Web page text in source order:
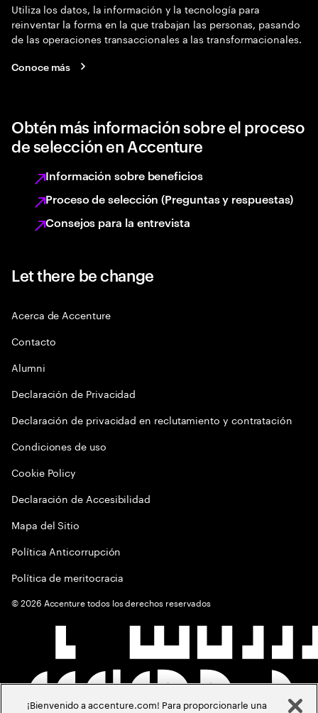
Utiliza los datos, la información y la tecnología para
reinventar la forma en la que trabajan las personas, pasando
de las operaciones transaccionales a las transformacionales.
Conoce más
Obtén más información sobre el proceso
de selección en Accenture
Información sobre beneficios
Proceso de selección (Preguntas y respuestas)
Consejos para la entrevista
Let there be change
Acerca de Accenture
Contacto
Alumni
Declaración de Privacidad
Declaración de privacidad en reclutamiento y contratación
Condiciones de uso
Cookie Policy
Declaración de Accesibilidad
Mapa del Sitio
Política Anticorrupción
Política de meritocracia
©2026 Accenture todos los derechos reservados
¡Bienvenido a accenture.com! Para proporcionarle una